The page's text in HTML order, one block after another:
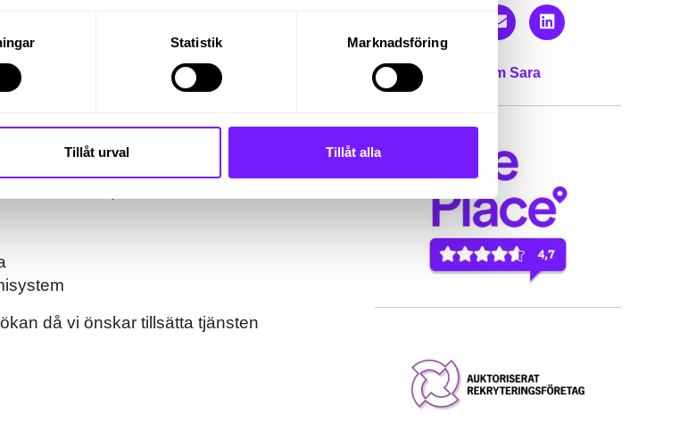
Statistik Marknadsföring
Tillåt urval Tillåt alla
du ekonomi just nu men har erfarenhet
examen och jobbat heltid i minst något
kommer att få stötta i receptionen,
särskilt kund- och
då vi önskar tillsätta tjänsten
Mer om Sara